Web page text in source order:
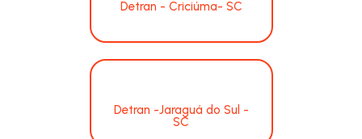
Detran - Criciúma- SC
Detran -Jaraguá do Sul -
SC